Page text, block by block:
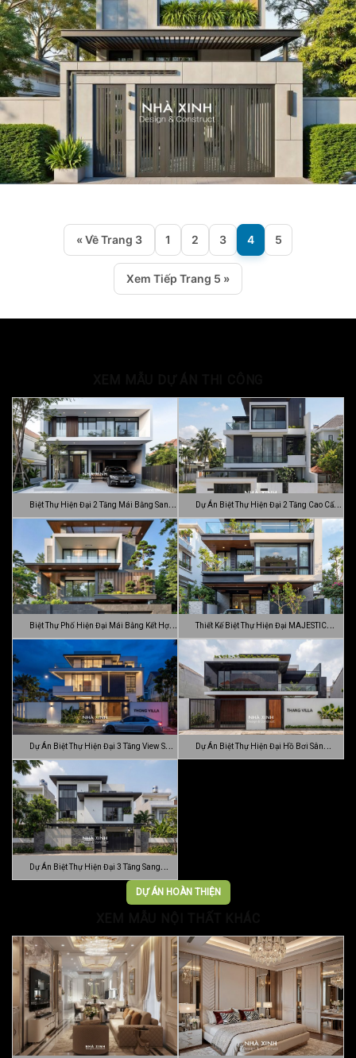
« Về Trang 3 1 2 3 4 5
Xem Tiếp Trang 5 »
Biệt Thự Hiện Đại 2 Tầng Mái Bằng Sang Dự Án Biệt Thự Hiện Đại 2 Tầng Cao Cấp
Đ…
Biệt Thự Phố Hiện Đại Mái Bằng Kết Hợp Thiết Kế Biệt Thự Hiện Đại MAJESTIC
MODE…
Dự Án Biệt Thự Hiện Đại 3 Tầng View Sân
…
Dự Án Biệt Thự Hiện Đại Hồ Bơi Sân
Dự Án Biệt Thự Hiện Đại 3 Tầng Sang
DỰ ÁN HOÀN THIỆN